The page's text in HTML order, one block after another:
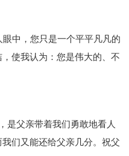
中，您只是一个平平凡凡的
使我认为：您是伟大的、不
是父亲带着我们勇敢地看人
们又能还给父亲几分。祝父